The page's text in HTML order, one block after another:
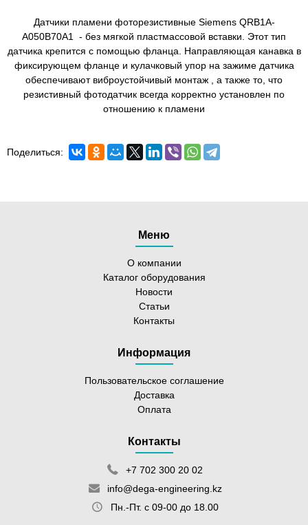
Датчики пламени фоторезистивные Siemens QRB1A-
A050B70A1 - без мягкой пластмассовой вставки. Этот тип
датчика крепится с помощью фланца. Направляющая канавка в
фиксирующем фланце и кулачковый упор на зажиме датчика
обеспечивают виброустойчивый монтаж , а также то, что
резистивный фотодатчик всегда корректно установлен по
отношению к пламени
Поделиться:
Меню
О компании
Каталог оборудования
Новости
Статьи
Контакты
Информация
Пользовательское соглашение
Доставка
Оплата
Контакты
+7 702 300 20 02
info@dega-engineering.kz
Пн.-Пт. с 09-00 до 18.00